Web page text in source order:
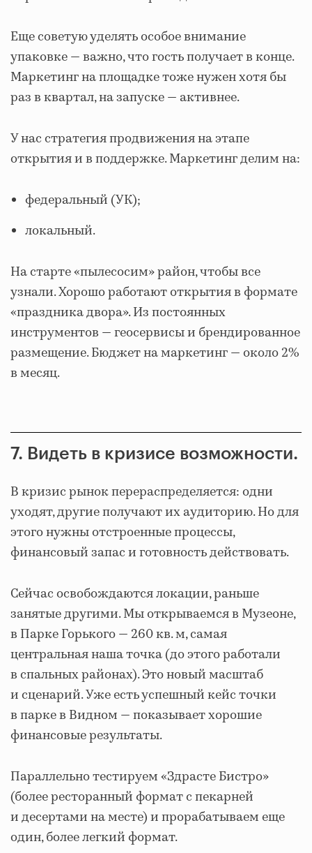
Еще советую уделять особое внимание
упаковке — важно, что гость получает в конце.
Маркетинг на площадке тоже нужен хотя бы
раз в квартал, на запуске — активнее.
У нас стратегия продвижения на этапе
открытия и в поддержке. Маркетинг делим на:
федеральный (УК);
локальный.
На старте «пылесосим» район, чтобы все
узнали. Хорошо работают открытия в формате
«праздника двора». Из постоянных
инструментов — геосервисы и брендированное
размещение. Бюджет на маркетинг — около 2%
в месяц.
7. Видеть в кризисе возможности.
В кризис рынок перераспределяется: одни
уходят, другие получают их аудиторию. Но для
этого нужны отстроенные процессы,
финансовый запас и готовность действовать.
Сейчас освобождаются локации, раньше
занятые другими. Мы открываемся в Музеоне,
в Парке Горького — 260 кв. м, самая
центральная наша точка (до этого работали
в спальных районах). Это новый масштаб
и сценарий. Уже есть успешный кейс точки
в парке в Видном — показывает хорошие
финансовые результаты.
Параллельно тестируем «Здрасте Бистро»
(более ресторанный формат с пекарней
и десертами на месте) и прорабатываем еще
один, более легкий формат.